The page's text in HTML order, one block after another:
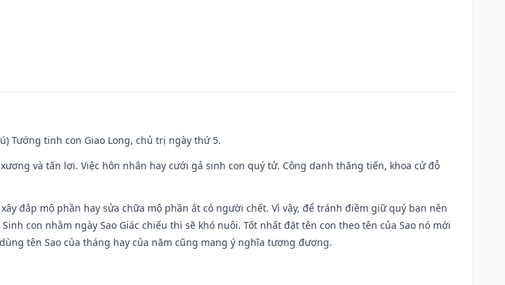
Tướng tinh con Giao Long, chủ trị ngày thứ 5.
và tấn lợi. Việc hôn nhân hay cưới gả sinh con quý tử. Công danh thăng tiến, khoa cử đỗ
đắp mộ phần hay sửa chữa mộ phần ắt có người chết. Vì vậy, để tránh điềm giữ quý bạn nên
con nhằm ngày Sao Giác chiếu thì sẽ khó nuôi. Tốt nhất đặt tên con theo tên của Sao nó mới
tên Sao của tháng hay của năm cũng mang ý nghĩa tương đương.